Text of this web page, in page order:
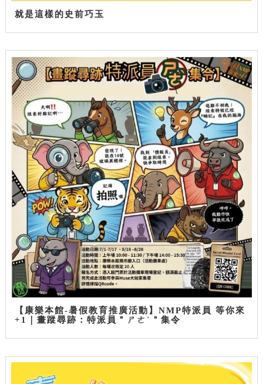
就是這樣的史前巧玉
【康樂本館-暑假教育推廣活動】NMP特派員 等你來
+1｜畫蹤尋跡：特派員＂ㄕㄜˋ＂集令